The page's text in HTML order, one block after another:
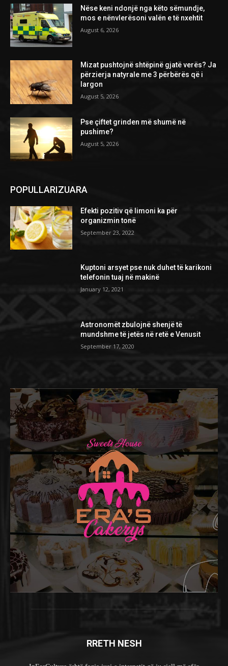
Nëse keni ndonjë nga këto sëmundje,
mos e nënvlerësoni valën e të nxehtit
August 6, 2026
Mizat pushtojnë shtëpinë gjatë verës? Ja
përzierja natyrale me 3 përbërës që i
largon
August 5, 2026
Pse çiftet grinden më shumë në
pushime?
August 5, 2026
POPULLARIZUARA
Efekti pozitiv që limoni ka për
organizmin tonë
September 23, 2022
Kuptoni arsyet pse nuk duhet të karikoni
telefonin tuaj në makinë
January 12, 2021
Astronomët zbulojnë shenjë të
mundshme të jetës në retë e Venusit
September 17, 2020
RRETH NESH